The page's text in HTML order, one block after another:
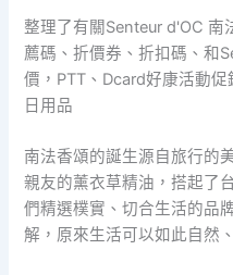
整理了有關Senteur d'OC 南
薦碼、折價券、折扣碼、和
價，PTT、Dcard好康活動
日用品
南法香頌的誕生源自旅行的
親友的薰衣草精油，搭起了
們精選樸實、切合生活的品
解，原來生活可以如此自然